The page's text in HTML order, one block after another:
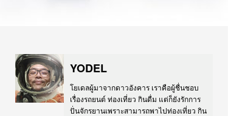
YODEL
โยเดลผู้มาจากดาวอังคาร เราคือผู้ชื่นชอบ
เรื่องรถยนต์ ท่องเที่ยว กินดื่ม แต่ก็ยังรักการ
ปั่นจักรยานเพราะสามารถพาไปท่องเที่ยว กิน